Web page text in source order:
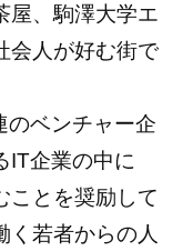
屋、駒澤大学エ
会人が好む街で
のベンチャー企
IT企業の中に
ことを奨励して
く若者からの人